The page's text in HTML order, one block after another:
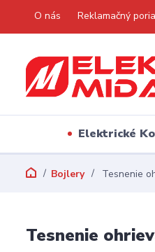
O nás Reklamačný
Elektrické
Bojlery Tesnenie
Tesnenie